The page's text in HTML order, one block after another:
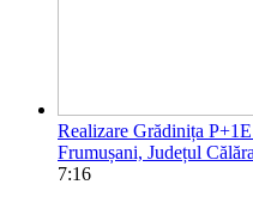
Realizare Grădinița
Frumușani, Județul
7:16